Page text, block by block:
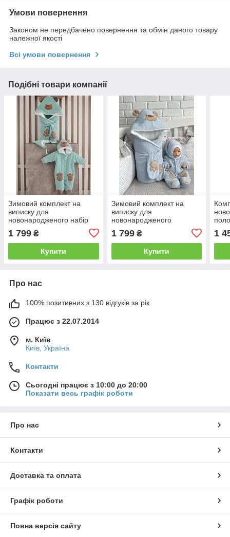
Умови повернення
Законом не передбачено повернення та обмін даного товару
належної якості
Всі умови повернення
Подібні товари компанії
Зимовий комплект на
виписку для
новонародженого набір
1 799 ₴
Купити
Зимовий комплект на
виписку для
новонародженого
1 799₴
Купити
1
Про нас
100% позитивних з 130 відгуків за рік
Працює з 22.07.2014
м. Київ
Київ, Україна
Контакти
Сьогодні працює з 10:00 до 20:00
Показати весь графік роботи
Про нас
Контакти
Доставка та оплата
Графік роботи
Повна версія сайту